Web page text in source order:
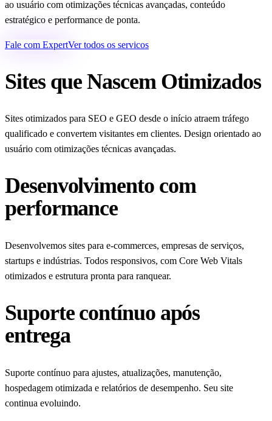
ao usuário com otimizações técnicas avançadas, conteúdo
estratégico e performance de ponta.
Fale com ExpertVer todos os servicos
Sites que Nascem Otimizados
Sites otimizados para SEO e GEO desde o início atraem tráfego
qualificado e convertem visitantes em clientes. Design orientado ao
usuário com otimizações técnicas avançadas.
Desenvolvimento com
performance
Desenvolvemos sites para e-commerces, empresas de serviços,
startups e indústrias. Todos responsivos, com Core Web Vitals
otimizados e estrutura pronta para ranquear.
Suporte contínuo após
entrega
Suporte contínuo para ajustes, atualizações, manutenção,
hospedagem otimizada e relatórios de desempenho. Seu site
continua evoluindo.